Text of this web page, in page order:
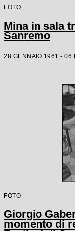
FOTO
Mina in sala
Sanremo
28 GENNAIO 1961 - 06
FOTO
Giorgio
momento di